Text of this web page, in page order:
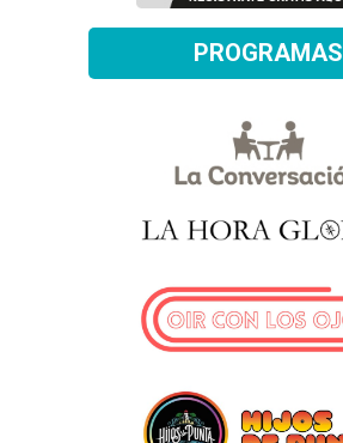
PROGRAMAS